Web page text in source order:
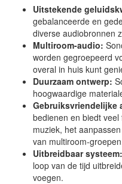
Uitstekende
gebalanceerde en
diverse audiobronnen
Multiroom-audio:
worden gegroepeerd
overal in huis kunt
Duurzaam ontwerp:
hoogwaardige
Gebruiksvriendelijke
bedienen en biedt
muziek, het
van multiroom-
Uitbreidbaar systeem:
loop van de tijd
voegen.